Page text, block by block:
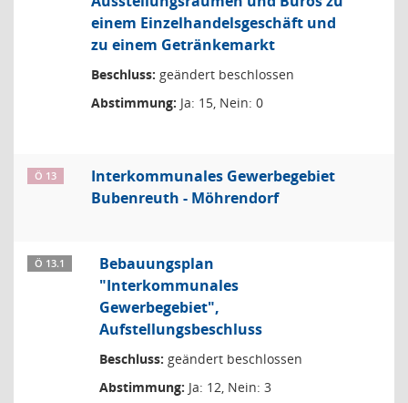
einem Einzelhandelsgeschäft und
zu einem Getränkemarkt
Beschluss: geändert beschlossen
Abstimmung: Ja: 15, Nein: 0
Ö 13
Interkommunales Gewerbegebiet
Bubenreuth - Möhrendorf
Ö 13.1
Bebauungsplan
"Interkommunales
Gewerbegebiet",
Aufstellungsbeschluss
Beschluss: geändert beschlossen
Abstimmung: Ja: 12, Nein: 3